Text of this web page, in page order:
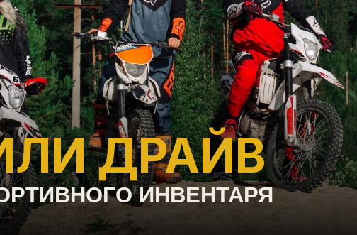
ДРАЙВ
ИНВЕНТАРЯ